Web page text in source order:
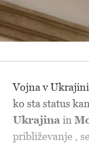
Vojna v Ukrajini
ko sta status
Ukrajina in
približevanje ,